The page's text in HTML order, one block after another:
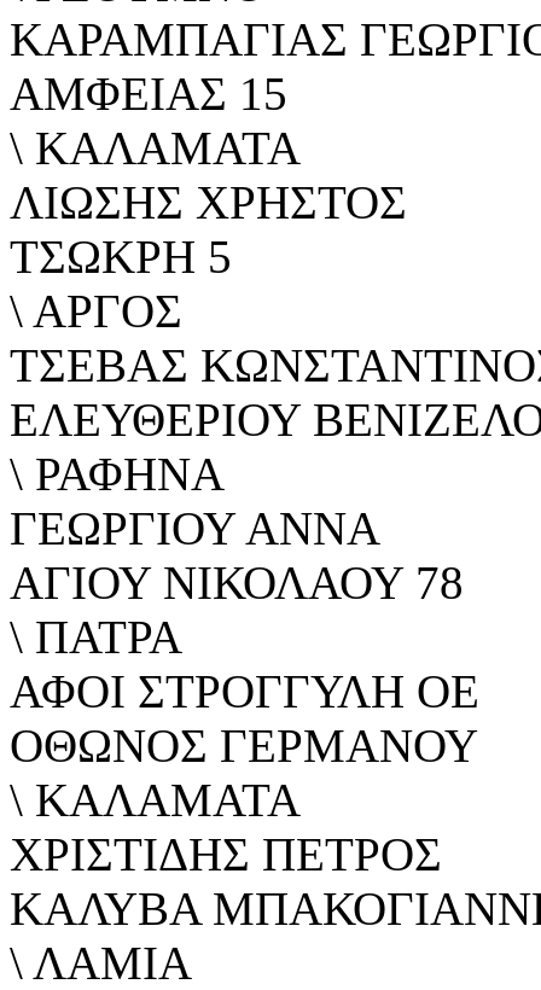
ΚΑΡΑΜΠΑΓΙΑΣ
ΑΜΦΕΙΑΣ 15
\ ΚΑΛΑΜΑΤΑ
ΛΙΩΣΗΣ ΧΡΗΣΤΟΣ
ΤΣΩΚΡΗ 5
\ ΑΡΓΟΣ
ΤΣΕΒΑΣ
ΕΛΕΥΘΕΡΙΟΥ
\ ΡΑΦΗΝΑ
ΓΕΩΡΓΙΟΥ ΑΝΝΑ
ΑΓΙΟΥ ΝΙΚΟΛΑΟΥ 78
\ ΠΑΤΡΑ
ΑΦΟΙ ΣΤΡΟΓΓΥΛΗ ΟΕ
ΟΘΩΝΟΣ ΓΕΡΜΑΝΟΥ
\ ΚΑΛΑΜΑΤΑ
ΧΡΙΣΤΙΔΗΣ ΠΕΤΡΟΣ
ΚΑΛΥΒΑ
\ ΛΑΜΙΑ